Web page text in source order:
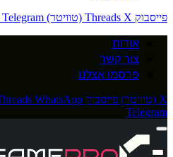
פייסבוק
Threads X (טוויטר) Telegram
אודות
צור קשר
פרסמו אצלנו
X (טוויטר) פייסבוק WhatsApp
Telegram